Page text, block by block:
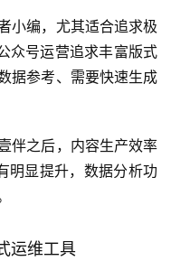
号原生后台使用习惯，